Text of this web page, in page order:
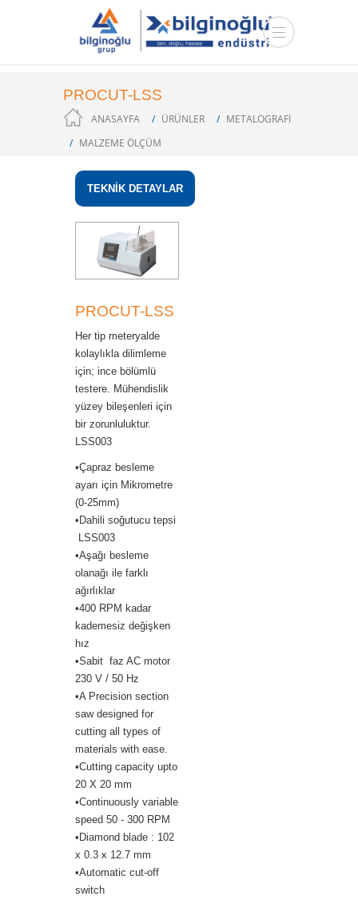
PROCUT-LSS
ANASAYFA ÜRÜNLER
METALOGRAFİ
MALZEME ÖLÇÜM
TEKNİK DETAYLAR
PROCUT-LSS
Her tip meteryalde
kolaylıkla dilimleme
için; ince bölümlü
testere. Mühendislik
yüzey bileşenleri için
bir zorunluluktur.
LSS003
•Çapraz besleme
ayarı için Mikrometre
(0-25mm)
•Dahili soğutucu tepsi
LSS003
•Aşağı besleme
olanağı ile farklı
ağırlıklar
•400 RPM kadar
kademesiz değişken
hız
•Sabit faz AC motor
230 V / 50 Hz
•A Precision section
saw designed for
cutting all types of
materials with ease.
•Cutting capacity upto
20 X 20 mm
•Continuously variable
speed 50 - 300 RPM
•Diamond blade : 102
x 0.3 x 12.7 mm
•Automatic cut-off
switch